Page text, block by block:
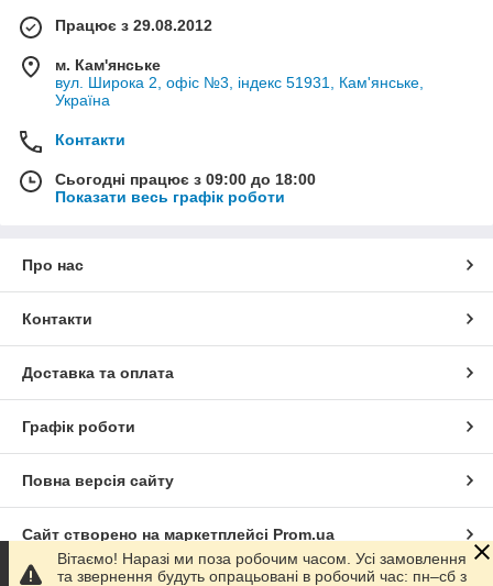
Працює з 29.08.2012
м. Кам'янське
вул. Широка 2, офіс №3, індекс 51931, Кам'янське,
Україна
Контакти
Сьогодні працює з 09:00 до 18:00
Показати весь графік роботи
Про нас
Контакти
Доставка та оплата
Графік роботи
Повна версія сайту
Сайт створено на маркетплейсі Prom.ua
Вітаємо! Наразі ми поза робочим часом. Усі замовлення
та звернення будуть опрацьовані в робочий час: пн–сб з